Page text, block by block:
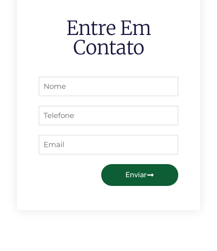
Entre Em
Contato
Enviar